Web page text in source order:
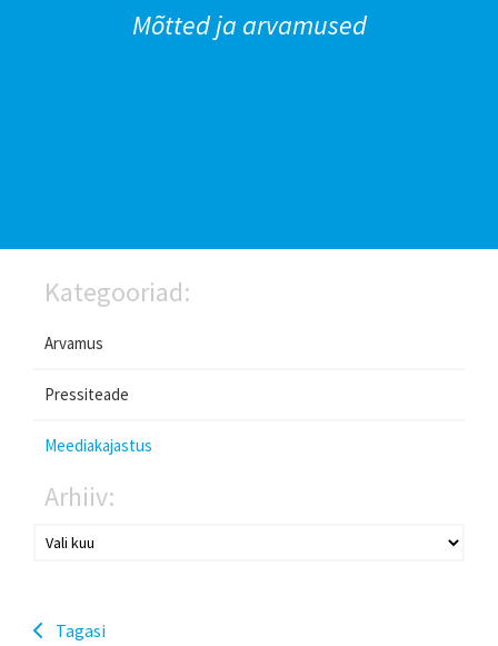
Mõtted ja arvamused
Kategooriad:
Arvamus
Pressiteade
Meediakajastus
Arhiiv:
Tagasi